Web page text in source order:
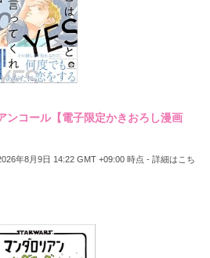
ンコール【電子限定かきおろし漫画
年8月9日 14:22 GMT +09:00 時点 -詳細はこち